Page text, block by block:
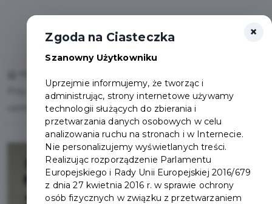
Przy ulicy Grunwaldzkiej 71 powstanie międzygminne
centrum wsparcia osób z niepełnosprawnościami
×
Zgoda na Ciasteczka
Szanowny Użytkowniku
Uprzejmie informujemy, że tworząc i
administrując, strony internetowe używamy
technologii służących do zbierania i
przetwarzania danych osobowych w celu
analizowania ruchu na stronach i w Internecie.
Nie personalizujemy wyświetlanych treści.
Realizując rozporządzenie Parlamentu
Europejskiego i Rady Unii Europejskiej 2016/679
z dnia 27 kwietnia 2016 r. w sprawie ochrony
osób fizycznych w związku z przetwarzaniem